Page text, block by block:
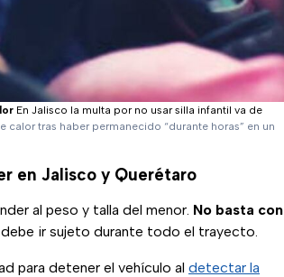
En Jalisco la multa por no usar silla infantil va de
tras haber permanecido “durante horas” en un
en Jalisco y Querétaro
al peso y talla del menor. No basta con
ir sujeto durante todo el trayecto.
para detener el vehículo al detectar la